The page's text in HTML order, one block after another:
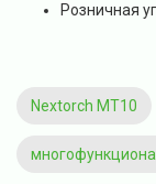
Розничная
Nextorch MT10